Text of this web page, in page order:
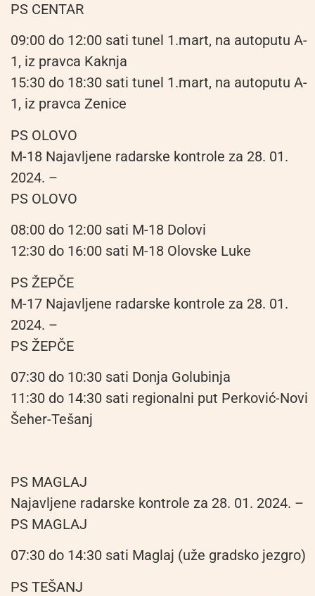
PS CENTAR
09:00 do 12:00 sati tunel 1.mart, na autoputu A-
1, iz pravca Kaknja
15:30 do 18:30 sati tunel 1.mart, na autoputu A-
1, iz pravca Zenice
PS OLOVO
M-18 Najavljene radarske kontrole za 28. 01.
2024. –
PS OLOVO
08:00 do 12:00 sati M-18 Dolovi
12:30 do 16:00 sati M-18 Olovske Luke
PS ŽEPČE
M-17 Najavljene radarske kontrole za 28. 01.
2024. –
PS ŽEPČE
07:30 do 10:30 sati Donja Golubinja
11:30 do 14:30 sati regionalni put Perković-Novi
Šeher-Tešanj
PS MAGLAJ
Najavljene radarske kontrole za 28. 01. 2024. –
PS MAGLAJ
07:30 do 14:30 sati Maglaj (uže gradsko jezgro)
PS TEŠANJ